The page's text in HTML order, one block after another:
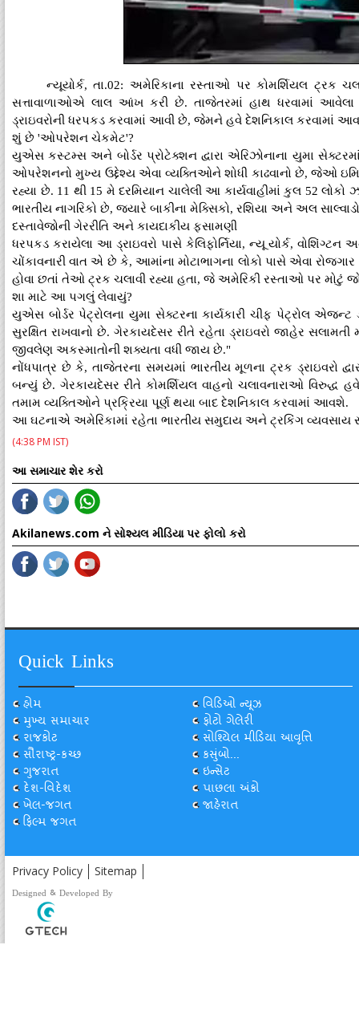
ન્યૂયોર્ક, તા.02: અમેરિકાના રસ્તાઓ પર કોમર્શિયલ ટ્રક
સત્તાવાળાઓએ લાલ આંખ કરી છે. તાજેતરમાં હાથ ધરવામાં
ડ્રાઇવરોની ધરપકડ કરવામાં આવી છે, જેમને હવે દેશનિકાલ કરવામાં
શું છે 'ઓપરેશન ચેકમેટ'?
યુએસ કસ્ટમ્સ અને બોર્ડર પ્રોટેક્શન દ્વારા એરિઝોનાના યુમા
ઓપરેશનનો મુખ્ય ઉદ્દેશ્ય એવા વ્યક્તિઓને શોધી કાઢવાનો છે, જેઓ
રહ્યા છે. 11 થી 15 મે દરમિયાન ચાલેલી આ કાર્યવાહીમાં કુલ 52
ભારતીય નાગરિકો છે, જ્યારે બાકીના મેક્સિકો, રશિયા અને અલ
દસ્તાવેજોની ગેરરીતિ અને કાયદાકીય ફસામણી
ધરપકડ કરાયેલા આ ડ્રાઇવરો પાસે કેલિફોર્નિયા, ન્યૂ યોર્ક, વોશિંગ્ટન
ચોંકાવનારી વાત એ છે કે, આમાંના મોટાભાગના લોકો પાસે એવા
હોવા છતાં તેઓ ટ્રક ચલાવી રહ્યા હતા, જે અમેરિકી રસ્તાઓ પર મોટું
શા માટે આ પગલું લેવાયું?
યુએસ બોર્ડર પેટ્રોલના યુમા સેક્ટરના કાર્યકારી ચીફ પેટ્રોલ
સુરક્ષિત રાખવાનો છે. ગેરકાયદેસર રીતે રહેતા ડ્રાઇવરો જાહેર
જીવલેણ અકસ્માતોની શક્યતા વધી જાય છે."
નોંધપાત્ર છે કે, તાજેતરના સમયમાં ભારતીય મૂળના ટ્રક ડ્રાઇવરો
બન્યું છે. ગેરકાયદેસર રીતે કોમર્શિયલ વાહનો ચલાવનારાઓ વિરુદ્ધ
તમામ વ્યક્તિઓને પ્રક્રિયા પૂર્ણ થયા બાદ દેશનિકાલ કરવામાં આવશે.
આ ઘટનાએ અમેરિકામાં રહેતા ભારતીય સમુદાય અને ટ્રકિંગ વ્યવસાય
(4:38 PM IST)
આ સમાચાર શેર કરો
Akilanews.com ને સોશ્યલ મીડિયા પર ફોલો કરો
Quick Links
હોમ
મુખ્ય સમાચાર
રાજકોટ
સૌરાષ્ટ્ર-કચ્છ
ગુજરાત
દેશ-વિદેશ
ખેલ-જગત
ફિલ્મ જગત
વિડિઓ ન્યૂઝ
ફોટો ગેલેરી
સોશ્યિલ મીડિયા આવૃત્તિ
કસુંબો...
ઇન્સેટ
પાછલા અંકો
જાહેરાત
Privacy Policy Sitemap
Designed & Developed By